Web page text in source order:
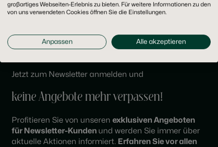
Tel:+49 (0) 5922 77770
Jetzt zum Newsletter anmelden und
keine Angebote mehr verpassen!
Profitieren Sie von unseren exklusiven Angeboten
für Newsletter-Kunden und werden Sie immer über
aktuelle Aktionen informiert. Erfahren Sie vor allen
großartiges Webseiten-Erlebnis zu bieten. Für weitere Informationen zu den
von uns verwendeten Cookies öffnen Sie die Einstellungen.
Anpassen Alle akzeptieren